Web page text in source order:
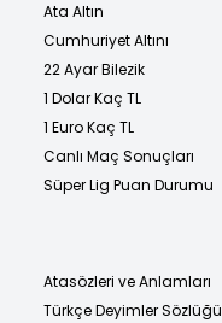
Ata Altın
Cumhuriyet Altını
22 Ayar Bilezik
1 Dolar Kaç TL
1 Euro Kaç TL
Canlı Maç Sonuçları
Süper Lig Puan Durumu
Atasözleri ve Anlamları
Türkçe Deyimler Sözlüğü